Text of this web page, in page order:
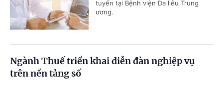
tuyến tại Bệnh viện Da liễu Trung
ương.
Ngành Thuế triển khai diễn đàn nghiệp vụ
trên nền tảng số